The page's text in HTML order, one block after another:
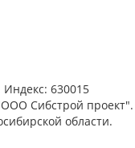
Индекс: 630015
Сибстрой проект".
области.